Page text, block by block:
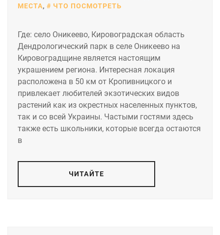
МЕСТА, ЧТО ПОСМОТРЕТЬ
Где: село Оникеево, Кировоградская область
Дендрологический парк в селе Оникеево на
Кировоградщине является настоящим
украшением региона. Интересная локация
расположена в 50 км от Кропивницкого и
привлекает любителей экзотических видов
растений как из окрестных населенных пунктов,
так и со всей Украины. Частыми гостями здесь
также есть школьники, которые всегда остаются
в
ЧИТАЙТЕ